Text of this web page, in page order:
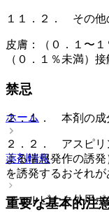
１１．２． その他
皮膚：（０．１〜
（０．１％未満）
禁忌
２．１． 本剤の成
２．２． アスピリ
よる喘息発作の誘
を誘発するおそれが
重要な基本的注
ホーム
薬剤情報
フェルビナク外用ポ